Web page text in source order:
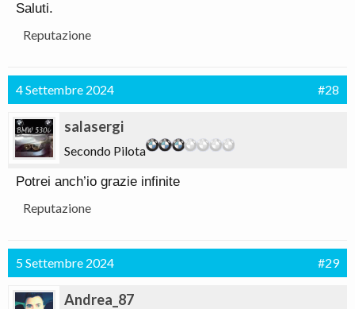
Saluti.
Reputazione
4 Settembre 2024 #28
salasergi
Secondo Pilota
Potrei anch’io grazie infinite
Reputazione
5 Settembre 2024 #29
Andrea_87